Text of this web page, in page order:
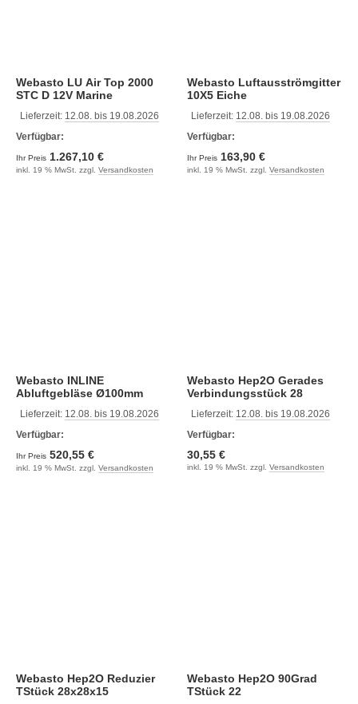
Webasto LU Air Top 2000
STC D 12V Marine
Lieferzeit: 12.08. bis 19.08.2026
Verfügbar:
Ihr Preis 1.267,10 €
inkl. 19 % MwSt. zzgl. Versandkosten
Webasto Luftausströmgitter
10X5 Eiche
Lieferzeit: 12.08. bis 19.08.2026
Verfügbar:
Ihr Preis 163,90 €
inkl. 19 % MwSt. zzgl. Versandkosten
Webasto INLINE
Abluftgebläse Ø100mm
Lieferzeit: 12.08. bis 19.08.2026
Verfügbar:
Ihr Preis 520,55 €
inkl. 19 % MwSt. zzgl. Versandkosten
Webasto Hep2O Gerades
Verbindungsstück 28
Lieferzeit: 12.08. bis 19.08.2026
Verfügbar:
30,55 €
inkl. 19 % MwSt. zzgl. Versandkosten
Webasto Hep2O Reduzier
TStück 28x28x15
Webasto Hep2O 90Grad
TStück 22